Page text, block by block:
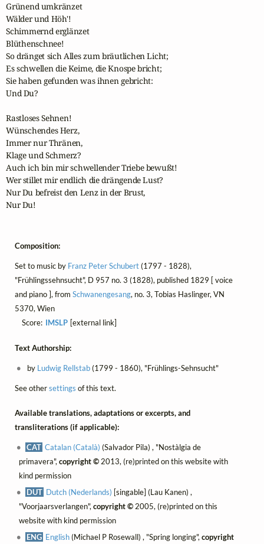
Grünend umkränzet
Wälder und Höh'!
Schimmernd erglänzet
Blüthenschnee!
So dränget sich Alles zum bräutlichen Licht;
Es schwellen die Keime, die Knospe bricht;
Sie haben gefunden was ihnen gebricht:
Und Du?
Rastloses Sehnen!
Wünschendes Herz,
Immer nur Thränen,
Klage und Schmerz?
Auch ich bin mir schwellender Triebe bewußt!
Wer stillet mir endlich die drängende Lust?
Nur Du befreist den Lenz in der Brust,
Nur Du!
Composition:
Set to music by Franz Peter Schubert(1797 - 1828),
"Frühlingssehnsucht", D 957 no. 3 (1828), published 1829 [ voice
and piano ], from Schwanengesang, no. 3, Tobias Haslinger, VN
5370, Wien
Score: IMSLP [external link]
Text Authorship:
by Ludwig Rellstab(1799 - 1860), "Frühlings-Sehnsucht"
See othersettings of this text.
Available translations, adaptations or excerpts, and
transliterations (if applicable):
CAT Catalan (Català) (Salvador Pila) , "Nostàlgia de
primavera",copyright ©2013, (re)printed on this website with
kind permission
DUT Dutch (Nederlands) [singable] (Lau Kanen) ,
"Voorjaarsverlangen",copyright ©2005, (re)printed on this
website with kind permission
ENG English(Michael P Rosewall) , "Spring longing",copyright